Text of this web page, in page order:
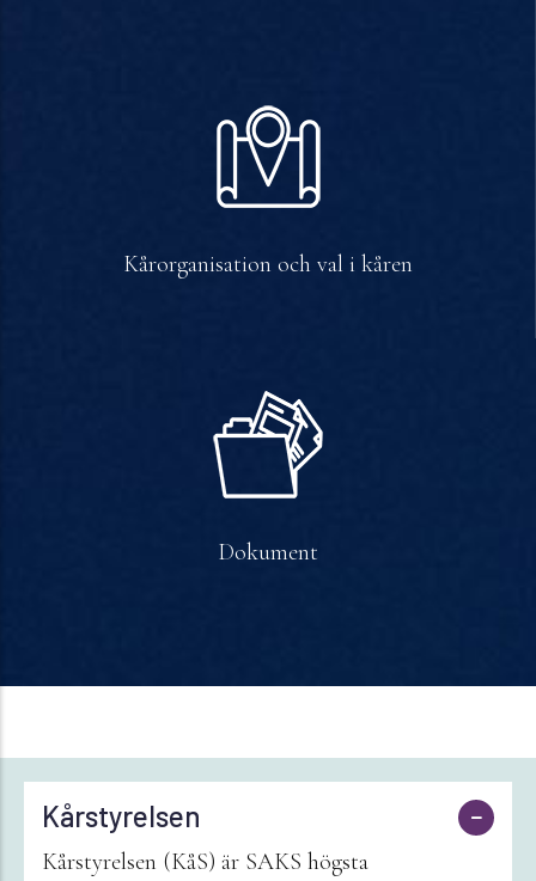
Kårorganisation och val i kåren
Dokument
Kårstyrelsen
Kårstyrelsen (KåS) är SAKS högsta